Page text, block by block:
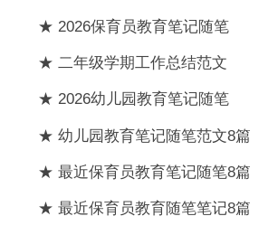
★ 2026保育员教育笔记随笔
★ 二年级学期工作总结范文
★ 2026幼儿园教育笔记随笔
★ 幼儿园教育笔记随笔范文8篇
★ 最近保育员教育笔记随笔8篇
★ 最近保育员教育随笔笔记8篇